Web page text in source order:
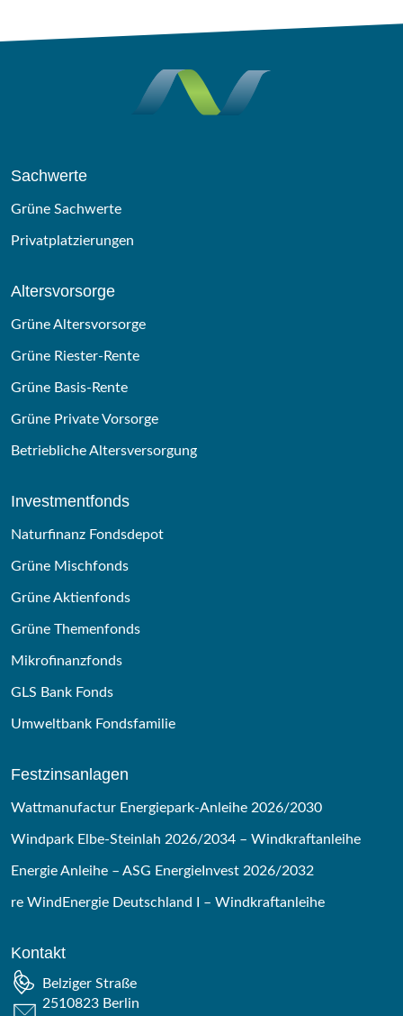
Sachwerte
Grüne Sachwerte
Privatplatzierungen
Altersvorsorge
Grüne Altersvorsorge
Grüne Riester-Rente
Grüne Basis-Rente
Grüne Private Vorsorge
Betriebliche Altersversorgung
Investmentfonds
Naturfinanz Fondsdepot
Grüne Mischfonds
Grüne Aktienfonds
Grüne Themenfonds
Mikrofinanzfonds
GLS Bank Fonds
Umweltbank Fondsfamilie
Festzinsanlagen
Wattmanufactur Energiepark-Anleihe 2026/2030
Windpark Elbe-Steinlah 2026/2034 – Windkraftanleihe
Energie Anleihe – ASG EnergieInvest 2026/2032
re WindEnergie Deutschland I – Windkraftanleihe
Kontakt
Belziger Straße
2510823 Berlin